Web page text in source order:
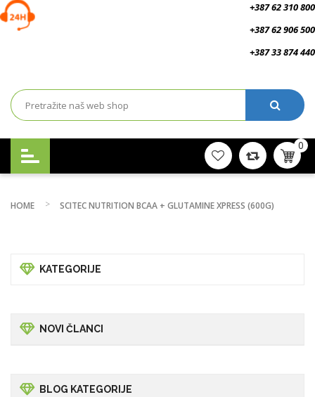
+387 62 310 800
+387 62 906 500
+387 33 874 440
0
HOME SCITEC NUTRITION BCAA + GLUTAMINE XPRESS (600G)
KATEGORIJE
NOVI ČLANCI
BLOG KATEGORIJE